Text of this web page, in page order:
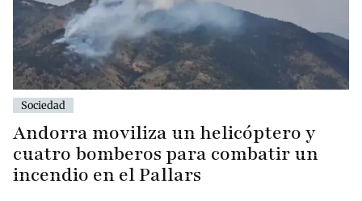
Sociedad
Andorra moviliza un helicóptero y
cuatro bomberos para combatir un
incendio en el Pallars